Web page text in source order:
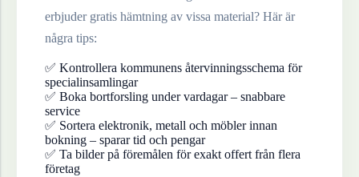
erbjuder gratis hämtning av vissa material? Här är
några tips:
✅ Kontrollera kommunens återvinningsschema för
specialinsamlingar
✅ Boka bortforsling under vardagar – snabbare
service
✅ Sortera elektronik, metall och möbler innan
bokning – sparar tid och pengar
✅ Ta bilder på föremålen för exakt offert från flera
företag